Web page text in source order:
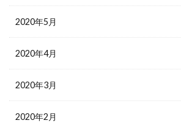
2020年5月
2020年4月
2020年3月
2020年2月